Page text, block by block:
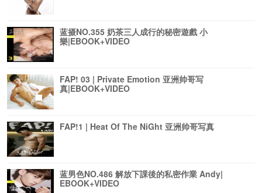
蓝摄NO.355 奶茶三人成行的秘密遊戲 小
樂|EBOOK+VIDEO
FAP! 03 | Private Emotion 亚洲帅哥写
真|EBOOK+VIDEO
FAP!1 | Heat Of The NiGht 亚洲帅哥写真
蓝男色NO.486 解放下課後的私密作業 Andy|
EBOOK+VIDEO